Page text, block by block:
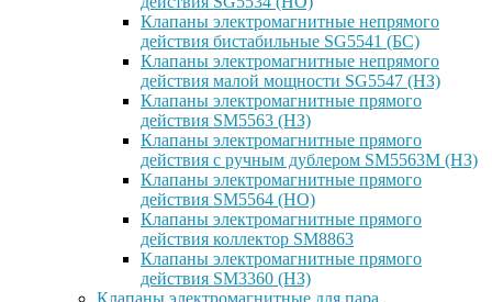
Клапаны электромагнитные непрямого
действия бистабильные SG5541 (БС)
Клапаны электромагнитные непрямого
действия малой мощности SG5547 (НЗ)
Клапаны электромагнитные прямого
действия SM5563 (НЗ)
Клапаны электромагнитные прямого
действия с ручным дублером SM5563M (НЗ)
Клапаны электромагнитные прямого
действия SM5564 (НО)
Клапаны электромагнитные прямого
дейcтвия коллектор SM8863
Клапаны электромагнитные прямого
действия SM3360 (НЗ)
Клапаны электромагнитные для пара